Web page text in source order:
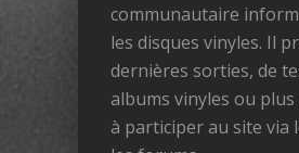
communautaire
les disques vinyles. Il
dernières sorties, de
albums vinyles ou plus
à participer au site via